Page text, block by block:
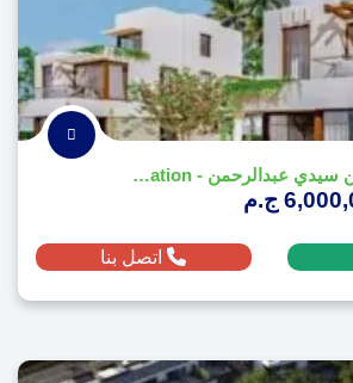
كمبوند ستيلا لوكيشن سيدي عبدالرحمن - Stella Location
اتصل بنا